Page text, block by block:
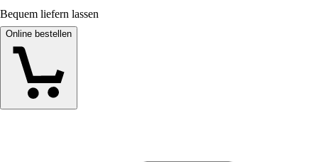
Bequem liefern lassen
Online bestellen